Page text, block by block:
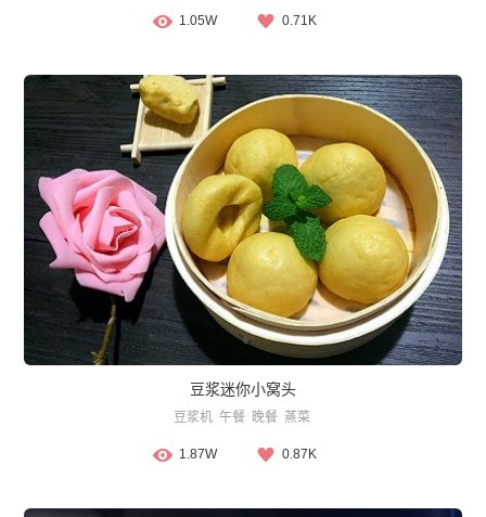
1.05W 0.71K
豆浆迷你小窝头
豆浆机 午餐 晚餐 蒸菜
1.87W 0.87K